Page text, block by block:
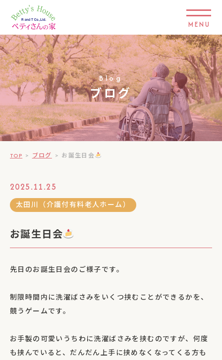
MENU
Blog
ブログ
TOP > ブログ > お誕生日会
2025.11.25
太田川（介護付有料老人ホーム）
お誕生日会
先日のお誕生日会のご様子です。
制限時間内に洗濯ばさみをいくつ挟むことができるかを、
競うゲームです。
お手製の可愛いうちわに洗濯ばさみを挟むのですが、何度
も挟んでいると、だんだん上手に挟めなくなってくる方も